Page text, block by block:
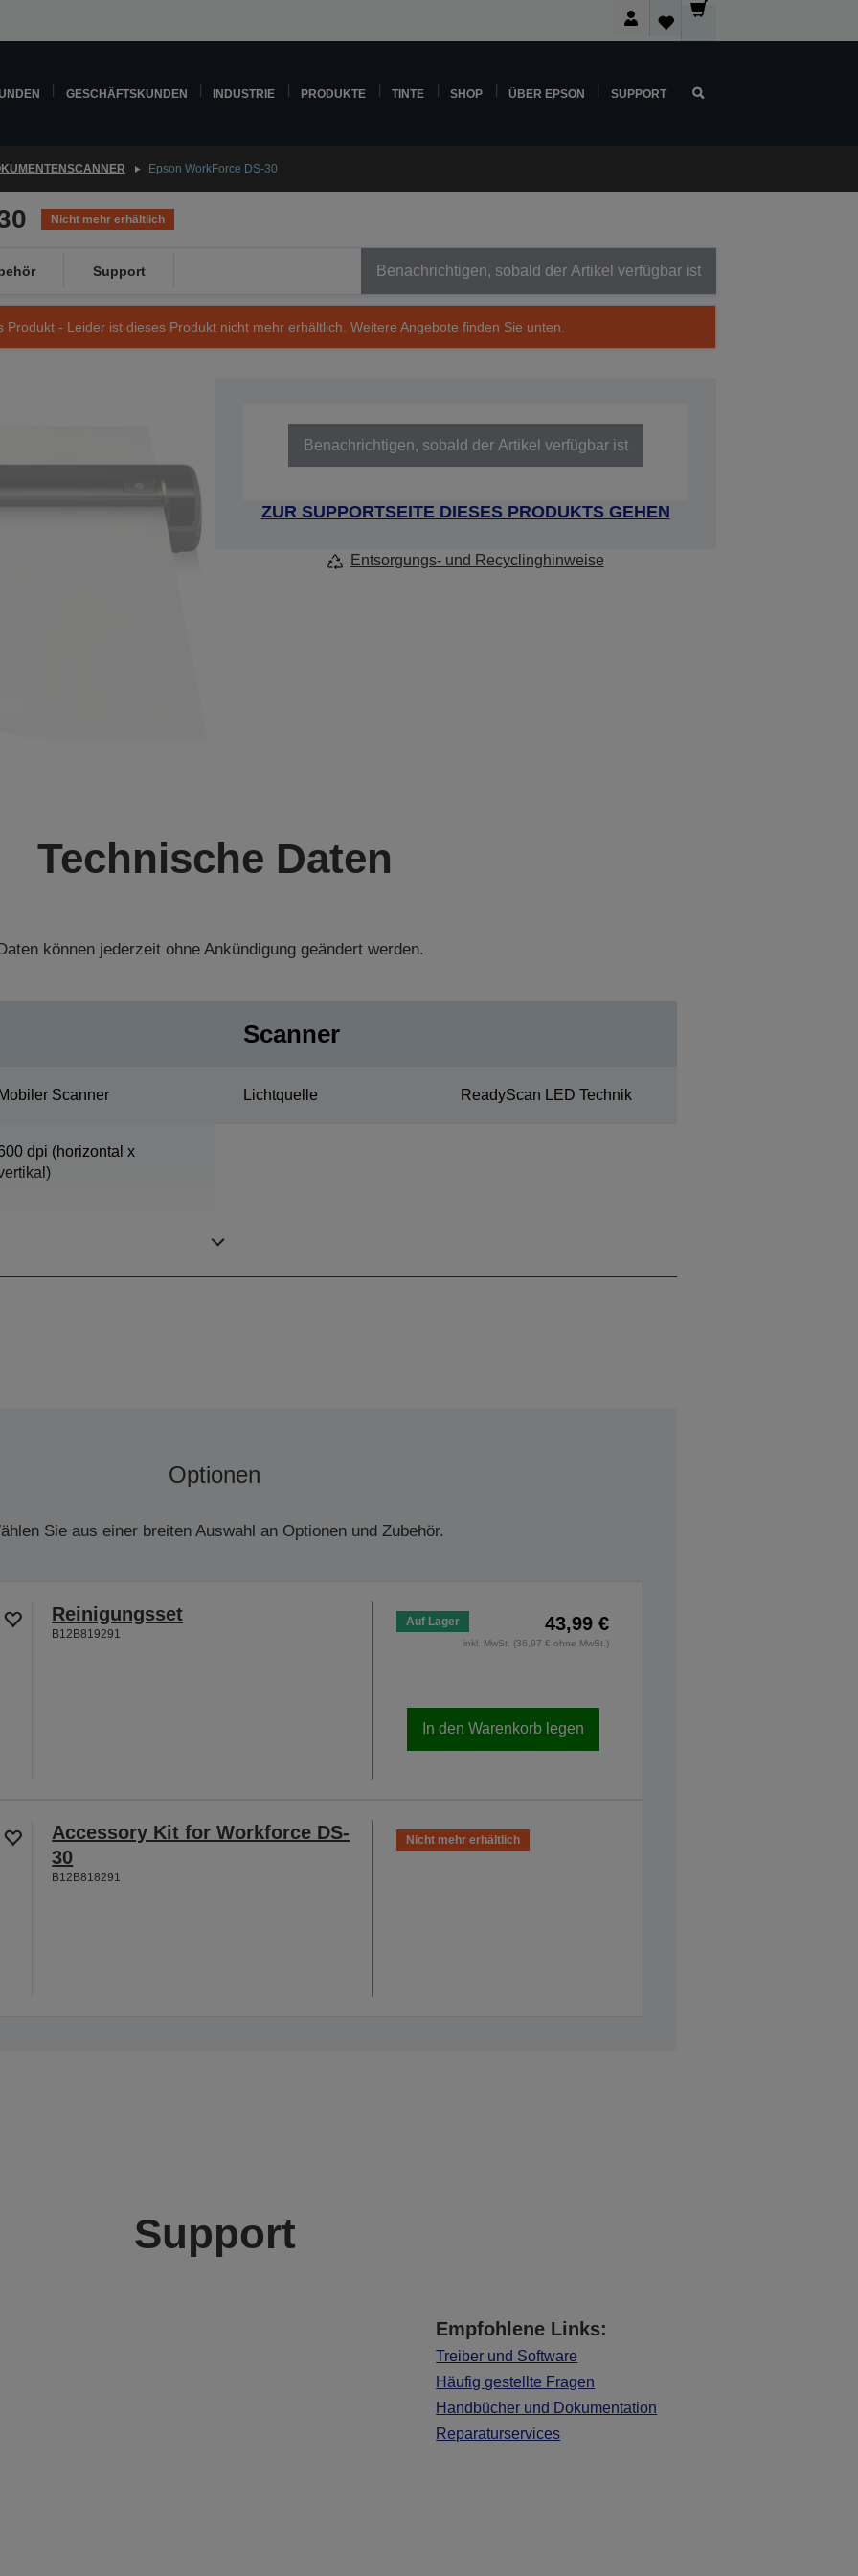
GESCHÄFTSKUNDEN INDUSTRIE PRODUKTE TINTE SHOP ÜBER EPSON SUPPORT
Epson WorkForce DS-30
Nicht mehr erhältlich
Support Benachrichtigen, sobald der Artikel verfügbar ist
Produkt - Leider ist dieses Produkt nicht mehr erhältlich. Weitere Angebote finden Sie unten.
Benachrichtigen, sobald der Artikel verfügbar ist
ZUR SUPPORTSEITE DIESES PRODUKTS GEHEN
Entsorgungs- und Recyclinghinweise
Technische Daten
können jederzeit ohne Ankündigung geändert werden.
Scanner
dpi (horizontal x
Scanner
Lichtquelle ReadyScan LED Technik
Optionen
Sie aus einer breiten Auswahl an Optionen und Zubehör.
Reinigungsset
B12B819291
Auf Lager 43,99 €
inkl. MwSt. (36,97 € ohne MwSt.)
In den Warenkorb legen
Accessory Kit for Workforce DS-
30
B12B818291
Nicht mehr erhältlich
Support
Empfohlene Links:
Treiber und Software
Häufig gestellte Fragen
Handbücher und Dokumentation
Reparaturservices